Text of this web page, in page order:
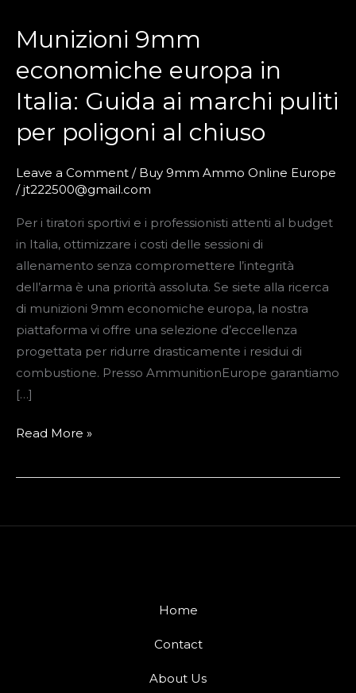
Munizioni 9mm
economiche europa in
Italia: Guida ai marchi puliti
per poligoni al chiuso
Leave a Comment / Buy 9mm Ammo Online Europe
/jt222500@gmail.com
Per i tiratori sportivi e i professionisti attenti al budget
in Italia, ottimizzare i costi delle sessioni di
allenamento senza compromettere l’integrità
dell’arma è una priorità assoluta. Se siete alla ricerca
di munizioni 9mm economiche europa, la nostra
piattaforma vi offre una selezione d’eccellenza
progettata per ridurre drasticamente i residui di
combustione. Presso AmmunitionEurope garantiamo
[…]
Munizioni
economiche
europa
Italia:
ai
puliti
per
poligoni
al
chiuso
Read More »
Home
Contact
About Us